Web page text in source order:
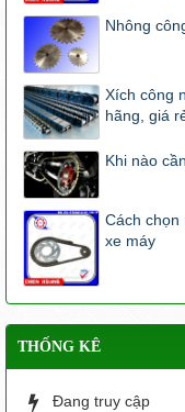
Nhông
Xích công
hãng, giá
Khi nào
Cách chọn
xe máy
THỐNG KÊ
Đang truy cập